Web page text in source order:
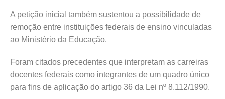
A petição inicial também sustentou a possibilidade de
remoção entre instituições federais de ensino vinculadas
ao Ministério da Educação.
Foram citados precedentes que interpretam as carreiras
docentes federais como integrantes de um quadro único
para fins de aplicação do artigo 36 da Lei nº 8.112/1990.